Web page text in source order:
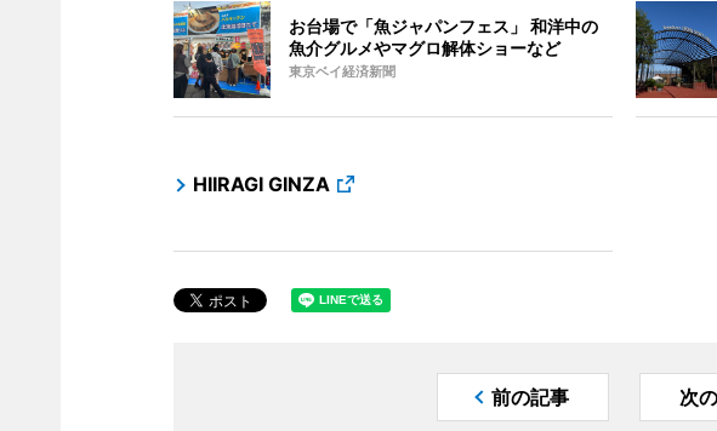
お台場で「魚ジャパンフェス」 和洋中の
魚介グルメやマグロ解体ショーなど
東京ベイ経済新聞
HIIRAGI GINZA
前の記事 次